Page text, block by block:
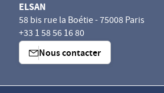
ELSAN
58 bis rue la Boétie - 75008 Paris
+33 1 58 56 16 80
Nous contacter